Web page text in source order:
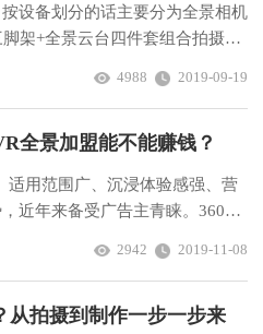
设备划分的话主要分为全景相机
架+全景云台四件套组合拍摄及
注意事项。
2019-09-19
4988
全景加盟能不能赚钱？
适用范围广、沉浸体验感强、营
近年来备受广告主青睐。360全
一步一步来看。
2019-11-08
2942
从拍摄到制作一步一步来